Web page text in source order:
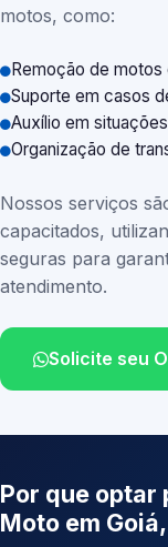
motos, como:
Remoção de
Suporte em casos
Auxílio em
Organização de
Nossos serviços
capacitados,
seguras para
atendimento.
Solicite seu
Por que optar
Moto em